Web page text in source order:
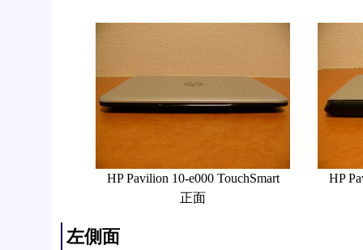
HP Pavilion 10-e000 TouchSmart
正面
HP
左側面